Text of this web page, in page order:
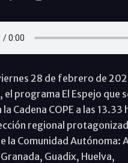
28 de febrero de
el programa El Espejo que
Cadena COPE a las
regional
la Comunidad Autónoma:
Guadix, Huelva,